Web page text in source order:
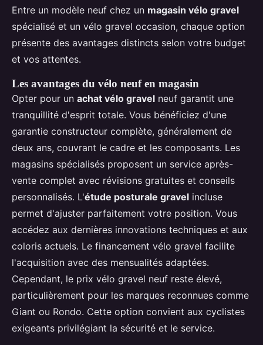
Entre un modèle neuf chez un magasin vélo gravel
spécialisé et un vélo gravel occasion, chaque option
présente des avantages distincts selon votre budget
et vos attentes.
Les avantages du vélo neuf en magasin
Opter pour un achat vélo gravel neuf garantit une
tranquillité d'esprit totale. Vous bénéficiez d'une
garantie constructeur complète, généralement de
deux ans, couvrant le cadre et les composants. Les
magasins spécialisés proposent un service après-
vente complet avec révisions gratuites et conseils
personnalisés. L'étude posturale gravel incluse
permet d'ajuster parfaitement votre position. Vous
accédez aux dernières innovations techniques et aux
coloris actuels. Le financement vélo gravel facilite
l'acquisition avec des mensualités adaptées.
Cependant, le prix vélo gravel neuf reste élevé,
particulièrement pour les marques reconnues comme
Giant ou Rondo. Cette option convient aux cyclistes
exigeants privilégiant la sécurité et le service.